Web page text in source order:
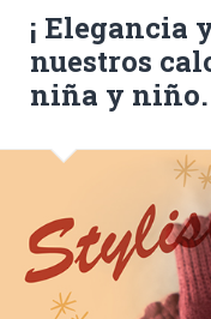
¡ Elegancia
nuestros
niña y niño.